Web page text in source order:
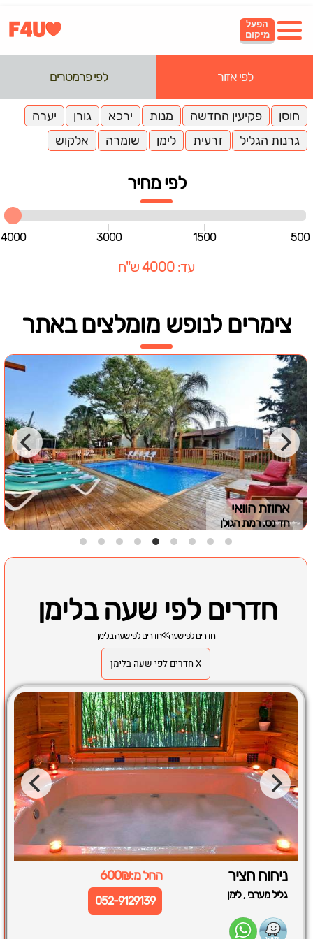
הפעל
מיקום
לפי אזור לפי פרמטרים
חוסן פקיעין החדשה מנות ירכא גורן
יערה
גרנות הגליל
זרעית לימן שומרה אלקוש
לפי מחיר
500
1500
3000
4000
עד: 4000 ש"ח
צימרים לנופש מומלצים באתר
אחוזת הוואי
חד נס, רמת הגולן
חדרים לפי שעה בלימן
חדרים לפי שעה>>חדרים לפי שעה בלימן
X חדרים לפי שעה בלימן
ניחוח חציר החל מ:600₪
גליל מערבי ,לימן 052-9129139